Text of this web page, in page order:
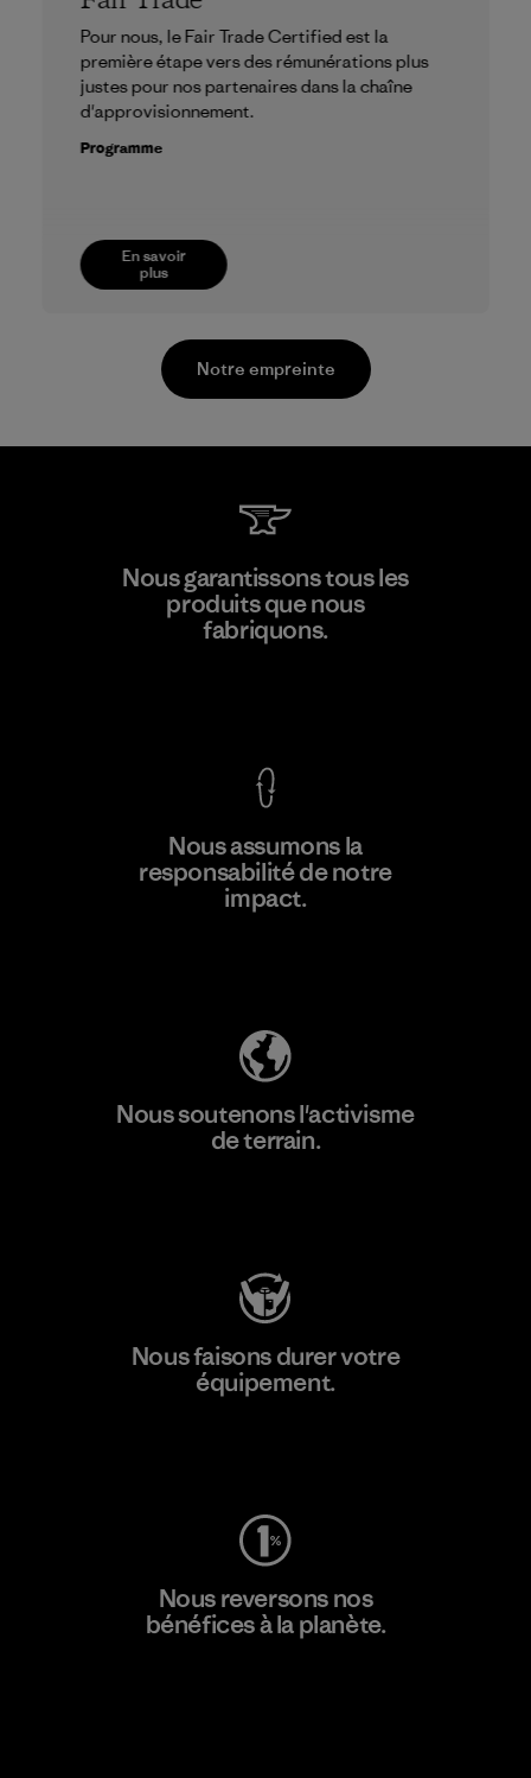
En savoir
plus
Pour nous, le Fair Trade Certified est la
première étape vers des rémunérations plus
justes pour nos partenaires dans la chaîne
d'approvisionnement.
Programme
Youngone Namdinh Co., Ltd.
Notre empreinte
Nous garantissons tous les
produits que nous
fabriquons.
Nous assumons la
responsabilité de notre
impact.
Nous soutenons l'activisme
de terrain.
Nous faisons durer votre
équipement.
Nous reversons nos
bénéfices à la planète.